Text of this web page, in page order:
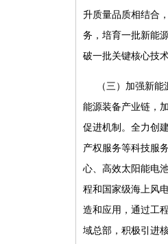
升质量品质相结合
务，培育一批新能
破一批关键核心技
（三）加强新
能源装备产业链，
促进机制。全力创
产权服务等科技服
心、高效太阳能电
程和国家级海上风
造和应用，通过工
域总部，积极引进